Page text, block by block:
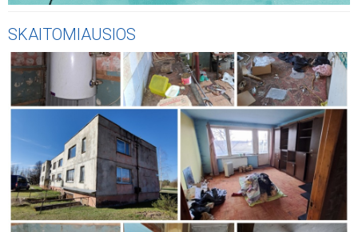
SKAITOMIAUSIOS